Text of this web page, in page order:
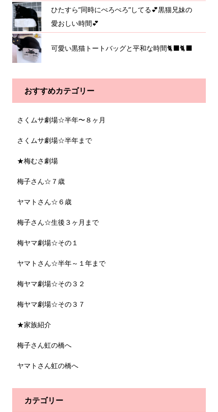
ひたすら”同時にぺろぺろ”してる💕黒猫兄妹の
愛おしい時間💕
可愛い黒猫トートバッグと平和な時間🐈‍⬛🐈‍⬛
おすすめカテゴリー
さくムサ劇場☆半年〜８ヶ月
さくムサ劇場☆半年まで
★梅むさ劇場
梅子さん☆７歳
ヤマトさん☆６歳
梅子さん☆生後３ヶ月まで
梅ヤマ劇場☆その１
ヤマトさん☆半年～１年まで
梅ヤマ劇場☆その３２
梅ヤマ劇場☆その３７
★家族紹介
梅子さん虹の橋へ
ヤマトさん虹の橋へ
カテゴリー